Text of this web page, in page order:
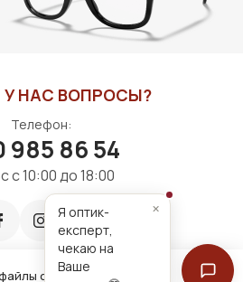
cookie для удобной
У НАС ВОПРОСЫ?
Телефон:
985 86 54
с 10:00 до 18:00
Я оптик-
експерт,
чекаю на
Ваше
×